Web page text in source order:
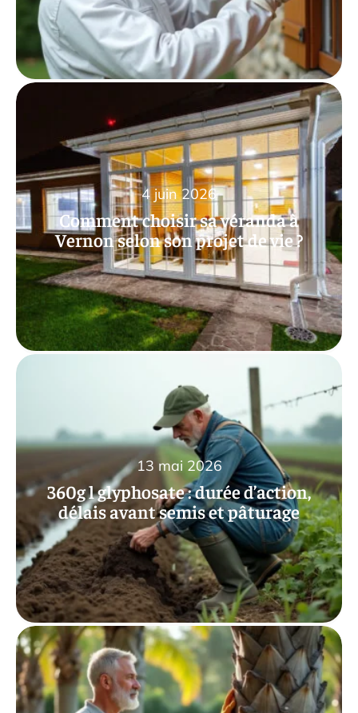
Comment choisir sa véranda à
Vernon selon son projet de vie ?
4 juin 2026
360g l glyphosate : durée d’action,
délais avant semis et pâturage
13 mai 2026